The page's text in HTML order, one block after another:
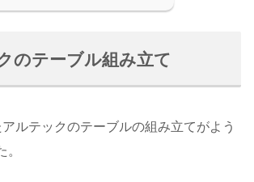
のテーブル組み立て
ルテックのテーブルの組み立てがよう